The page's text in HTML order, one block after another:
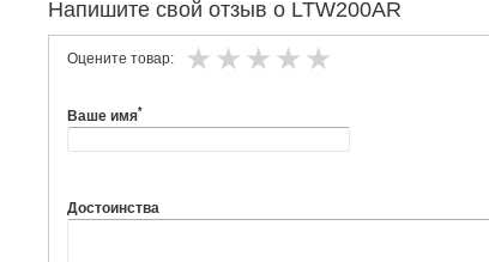
Напишите свой отзыв о LTW200AR
Оцените товар:
Ваше имя*
Достоинства